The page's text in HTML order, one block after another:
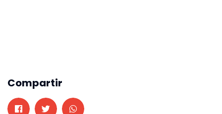
Compartir